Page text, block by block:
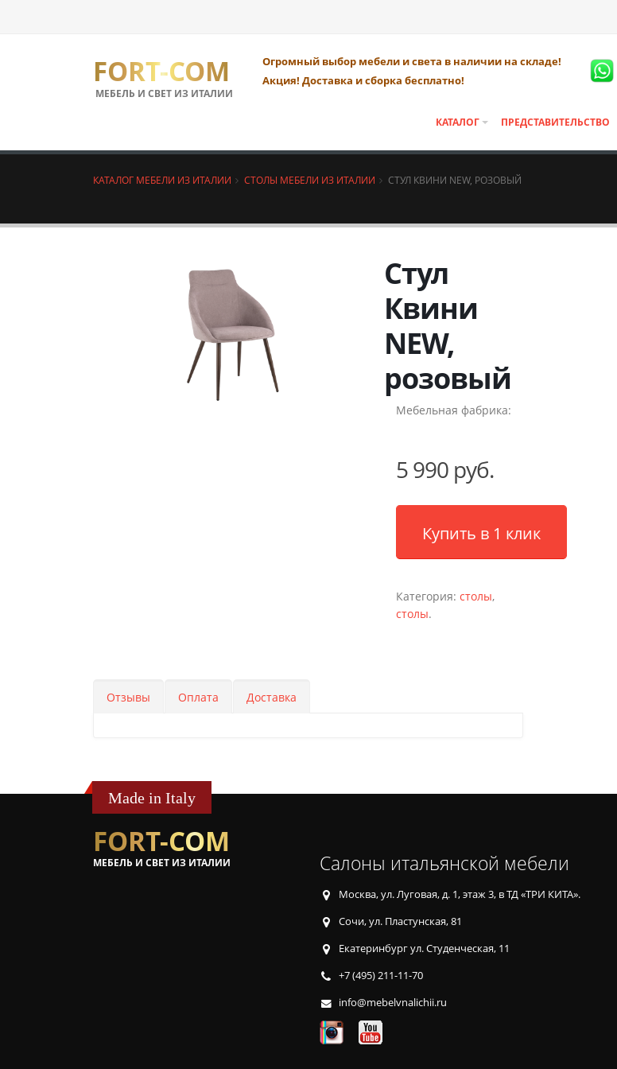
FORT-COM
МЕБЕЛЬ И СВЕТ ИЗ ИТАЛИИ
Огромный выбор мебели и света в наличии на складе!
Акция! Доставка и сборка бесплатно!
КАТАЛОГ ПРЕДСТАВИТЕЛЬСТВО
КАТАЛОГ МЕБЕЛИ ИЗ ИТАЛИИ СТОЛЫ МЕБЕЛИ ИЗ ИТАЛИИ СТУЛ КВИНИ NEW, РОЗОВЫЙ
Стул
Квини
NEW,
розовый
Мебельная фабрика:
5 990 руб.
Купить в 1 клик
Категория: столы,
столы.
Отзывы Оплата Доставка
Made in Italy
FORT-COM
МЕБЕЛЬ И СВЕТ ИЗ ИТАЛИИ Салоны итальянской мебели
Москва, ул. Луговая, д. 1, этаж 3, в ТД «ТРИ КИТА».
Сочи, ул. Пластунская, 81
Екатеринбург ул. Студенческая, 11
+7 (495) 211-11-70
info@mebelvnalichii.ru